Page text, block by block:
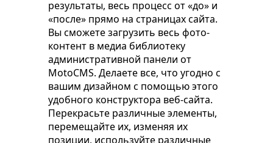
результаты, весь процесс от «до» и
«после» прямо на страницах сайта.
Вы сможете загрузить весь фото-
контент в медиа библиотеку
административной панели от
MotoCMS. Делаете все, что угодно с
вашим дизайном с помощью этого
удобного конструктора веб-сайта.
Перекрасьте различные элементы,
перемещайте их, изменяя их
позиции, используйте различные